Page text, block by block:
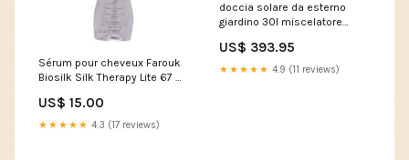
Sérum pour cheveux Farouk
Biosilk Silk Therapy Lite 67 ml
US$ 15.00
★★★★★ 4.3 (17 reviews)
doccia solare da esterno
giardino 30l miscelatore
cherry 271781 34950125
US$ 393.95
★★★★★ 4.9 (11 reviews)